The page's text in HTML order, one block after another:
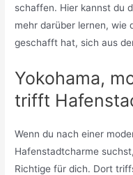
schaffen. Hier kannst du
mehr darüber lernen, wie
geschafft hat, sich aus
Yokohama,
trifft
Wenn du nach einer
Hafenstadtcharme
Richtige für dich. Dort